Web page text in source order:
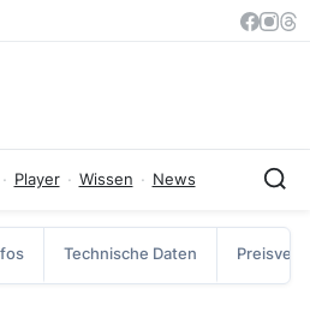
· Player · Wissen · News
Technische Daten